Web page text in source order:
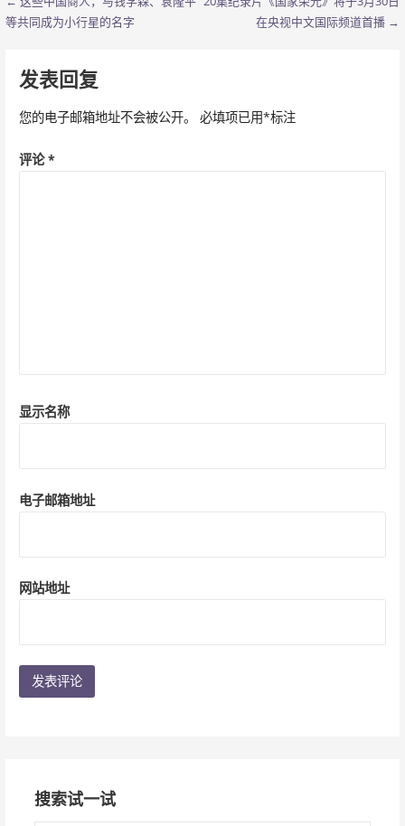
文
导
航
等共同成为小行星的名字
在央视中文国际频道首播 →
发表回复
您的电子邮箱地址不会被公开。 必填项已用*标注
评论*
显示名称
电子邮箱地址
网站地址
搜索试一试